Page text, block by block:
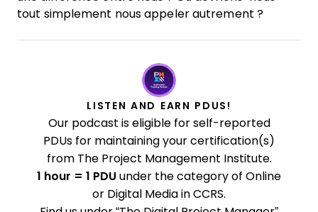
tout simplement nous appeler autrement ?
LISTEN AND EARN PDUS!
Our podcast is eligible for self-reported
PDUs for maintaining your certification(s)
from The Project Management Institute.
1 hour = 1 PDU under the category of Online
or Digital Media in CCRS.